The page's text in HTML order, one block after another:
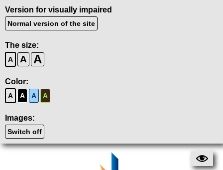
Version for visually impaired
Normal version of the site
The size:
A A A
Color:
A A A A
Images:
Switch off